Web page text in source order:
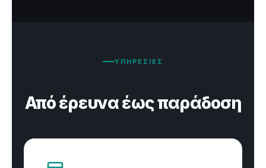
ΥΠΗΡΕΣΙΕΣ
Από έρευνα έως παράδοση